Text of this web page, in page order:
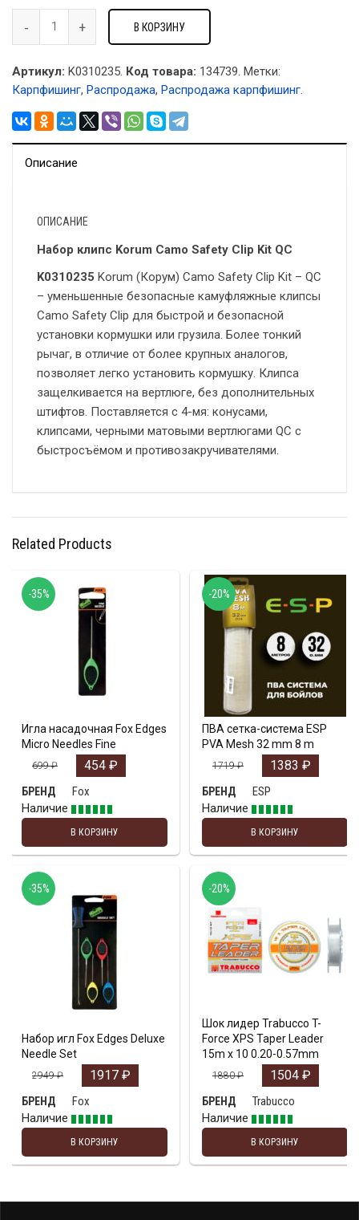
В КОРЗИНУ
Артикул: K0310235. Код товара: 134739. Метки:
Карпфишинг, Распродажа, Распродажа карпфишинг.
Описание
ОПИСАНИЕ
Набор клипс Korum Camo Safety Clip Kit QC
K0310235 Korum (Корум) Camo Safety Clip Kit – QC
– уменьшенные безопасные камуфляжные клипсы
Camo Safety Clip для быстрой и безопасной
установки кормушки или грузила. Более тонкий
рычаг, в отличие от более крупных аналогов,
позволяет легко установить кормушку. Клипса
защелкивается на вертлюге, без дополнительных
штифтов. Поставляется с 4-мя: конусами,
клипсами, черными матовыми вертлюгами QC с
быстросъёмом и противозакручивателями.
Related Products
Игла насадочная Fox Edges
Micro Needles Fine
699₽ 454 ₽
БРЕНД
Fox
Наличие
В КОРЗИНУ
-35%
ПВА сетка-система ESP
PVA Mesh 32 mm 8 m
1719₽ 1383 ₽
БРЕНД
ESP
Наличие
В КОРЗИНУ
-20%
Набор игл Fox Edges Deluxe
Needle Set
2949₽ 1917 ₽
БРЕНД
Fox
Наличие
В КОРЗИНУ
-35%
Шок лидер Trabucco T-
Force XPS Taper Leader
15m x 10 0.20-0.57mm
1880₽ 1504 ₽
БРЕНД
Trabucco
Наличие
В КОРЗИНУ
-20%